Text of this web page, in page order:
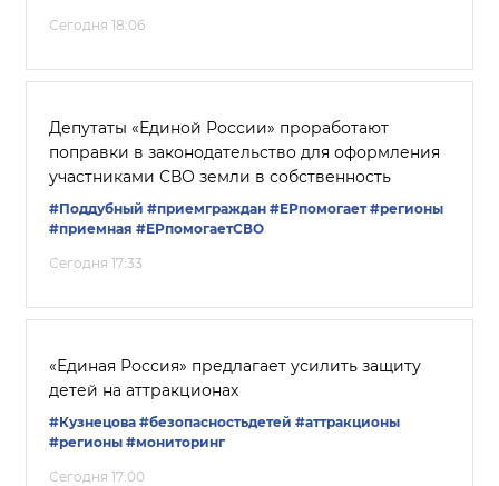
Сегодня 18:06
Депутаты «Единой России» проработают
поправки в законодательство для оформления
участниками СВО земли в собственность
#Поддубный #приемграждан #ЕРпомогает #регионы
#приемная #ЕРпомогаетСВО
Сегодня 17:33
«Единая Россия» предлагает усилить защиту
детей на аттракционах
#Кузнецова #безопасностьдетей #аттракционы
#регионы #мониторинг
Сегодня 17:00